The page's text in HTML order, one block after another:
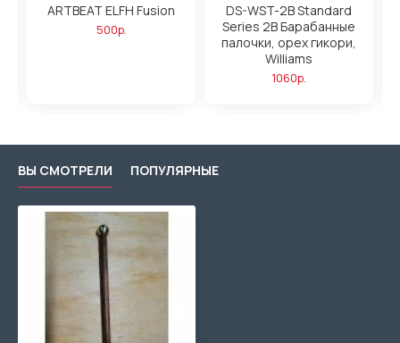
ARTBEAT ELFH Fusion
500р.
DS-WST-2B Standard
Series 2B Барабанные
палочки, орех гикори,
Williams
1060р.
ВЫ СМОТРЕЛИ ПОПУЛЯРНЫЕ